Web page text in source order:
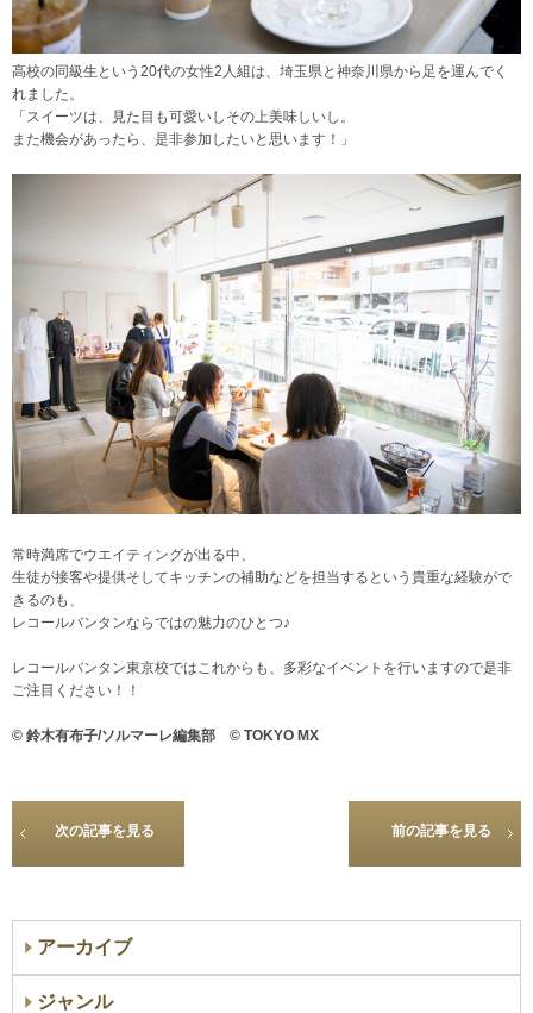
高校の同級生という20代の女性2人組は、埼玉県と神奈川県から足を運んでく
れました。
「スイーツは、見た目も可愛いしその上美味しいし。
また機会があったら、是非参加したいと思います！」
常時満席でウエイティングが出る中、
生徒が接客や提供そしてキッチンの補助などを担当するという貴重な経験がで
きるのも、
レコールバンタンならではの魅力のひとつ♪
レコールバンタン東京校ではこれからも、多彩なイベントを行いますので是非
ご注目ください！！
© 鈴木有布子/ソルマーレ編集部 © TOKYO MX
次の記事を見る 前の記事を見る
アーカイブ
ジャンル